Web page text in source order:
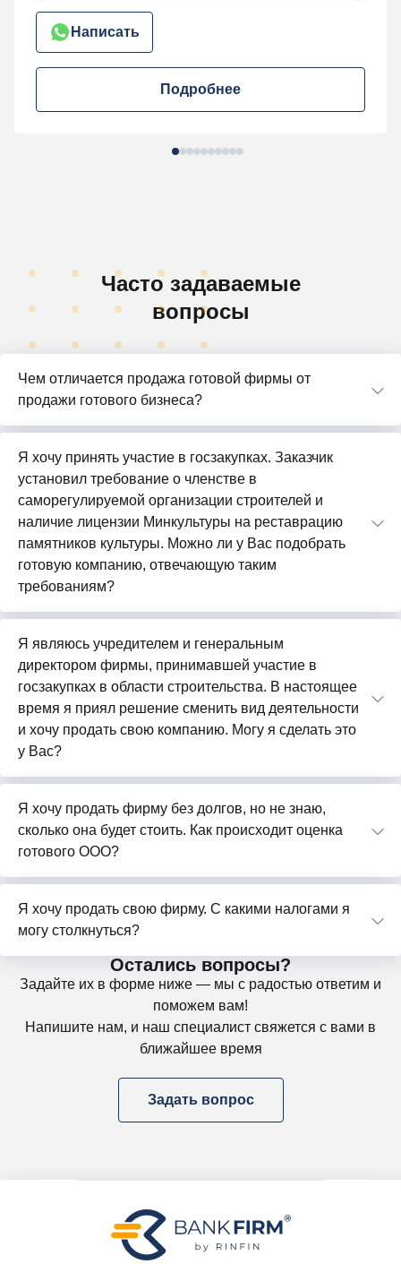
Написать
Подробнее
Часто задаваемые
вопросы
Чем отличается продажа готовой фирмы от
продажи готового бизнеса?
Я хочу принять участие в госзакупках. Заказчик
установил требование о членстве в
саморегулируемой организации строителей и
наличие лицензии Минкультуры на реставрацию
памятников культуры. Можно ли у Вас подобрать
готовую компанию, отвечающую таким
требованиям?
Я являюсь учредителем и генеральным
директором фирмы, принимавшей участие в
госзакупках в области строительства. В настоящее
время я приял решение сменить вид деятельности
и хочу продать свою компанию. Могу я сделать это
у Вас?
Я хочу продать фирму без долгов, но не знаю,
сколько она будет стоить. Как происходит оценка
готового ООО?
Я хочу продать свою фирму. С какими налогами я
могу столкнуться?
Остались вопросы?
Задайте их в форме ниже — мы с радостью ответим и
поможем вам!
Напишите нам, и наш специалист свяжется с вами в
ближайшее время
Задать вопрос